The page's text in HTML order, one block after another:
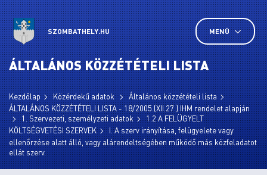
SZOMBATHELY.HU MENÜ
ÁLTALÁNOS KÖZZÉTÉTELI LISTA
Kezdőlap Közérdekű adatok
Általános közzétételi lista
ÁLTALÁNOS KÖZZÉTÉTELI LISTA - 18/2005.(XII.27.) IHM rendelet alapján
1. Szervezeti, személyzeti adatok
1.2 A FELÜGYELT
KÖLTSÉGVETÉSI SZERVEK
I. A szerv irányítása, felügyelete vagy
ellenőrzése alatt álló, vagy alárendeltségében működő más közfeladatot
ellát szerv.